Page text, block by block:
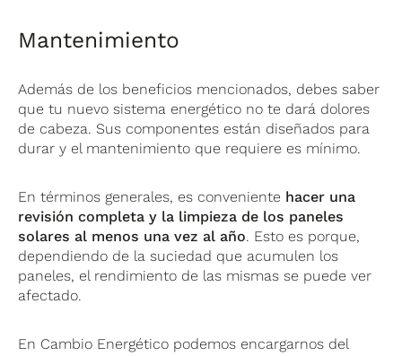
Mantenimiento
Además de los beneficios mencionados, debes saber
que tu nuevo sistema energético no te dará dolores
de cabeza. Sus componentes están diseñados para
durar y el mantenimiento que requiere es mínimo.
En términos generales, es conveniente hacer una
revisión completa y la limpieza de los paneles
solares al menos una vez al año. Esto es porque,
dependiendo de la suciedad que acumulen los
paneles, el rendimiento de las mismas se puede ver
afectado.
En Cambio Energético podemos encargarnos del